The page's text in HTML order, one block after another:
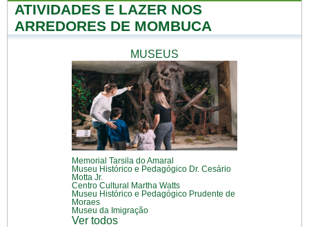
ATIVIDADES E LAZER NOS
ARREDORES DE MOMBUCA
MUSEUS
Memorial Tarsila do Amaral
Museu Histórico e Pedagógico Dr. Cesário
Motta Jr.
Centro Cultural Martha Watts
Museu Histórico e Pedagógico Prudente de
Moraes
Museu da Imigração
Ver todos